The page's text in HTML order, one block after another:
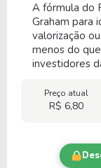
A fórmula do
Graham para
valorização
menos do
investidores
Preço atual
R$ 6,80